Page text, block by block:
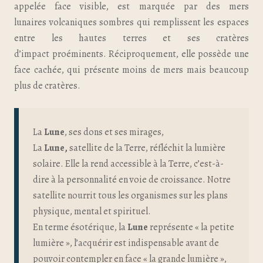
appelée face visible, est marquée par des mers
lunaires volcaniques sombres qui remplissent les espaces
entre les hautes terres et ses cratères
d’impact proéminents. Réciproquement, elle possède une
face cachée, qui présente moins de mers mais beaucoup
plus de cratères.
LaLune, ses dons et ses mirages,
LaLune,satellite de la Terre, réfléchit la lumière
solaire. Elle la rend accessible à la Terre, c’est-à-
dire à la personnalité en voie de croissance. Notre
satellite nourrit tous les organismes sur les plans
physique, mental et spirituel.
En terme ésotérique, laLune représente « la petite
lumière », l’acquérir est indispensable avant de
pouvoir contempler en face « la grande lumière »,